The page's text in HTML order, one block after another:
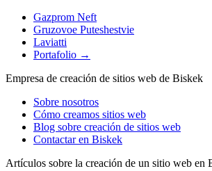
Gazprom Neft
Gruzovoe Puteshestvie
Laviatti
Portafolio →
Empresa de creación de sitios web de Biskek
Sobre nosotros
Cómo creamos sitios web
Blog sobre creación de sitios web
Contactar en Biskek
Artículos sobre la creación de un sitio web en